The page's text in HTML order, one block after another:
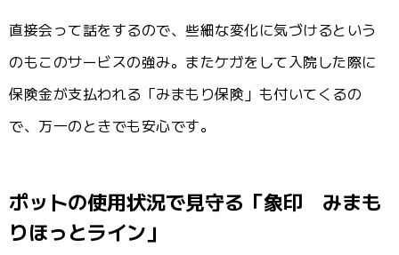
直接会って話をするので、些細な変化に気づけるという
のもこのサービスの強み。またケガをして入院した際に
保険金が支払われる「みまもり保険」も付いてくるの
で、万一のときでも安心です。
ポットの使用状況で見守る「象印 みまも
りほっとライン」